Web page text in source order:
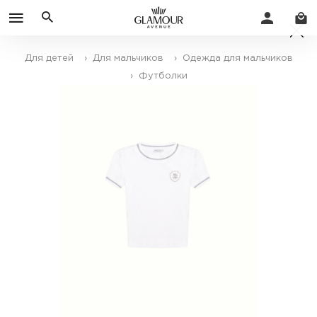
Для детей › Для мальчиков › Одежда для мальчиков
› Футболки